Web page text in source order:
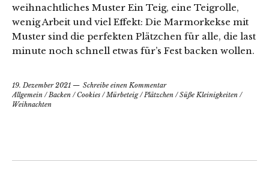
weihnachtliches Muster Ein Teig, eine Teigrolle,
wenig Arbeit und viel Effekt: Die Marmorkekse mit
Muster sind die perfekten Plätzchen für alle, die last
minute noch schnell etwas für’s Fest backen wollen.
19. Dezember 2021
Schreibe einen Kommentar
Allgemein /Backen /Cookies /Mürbeteig/Plätzchen /Süße Kleinigkeiten /
Weihnachten